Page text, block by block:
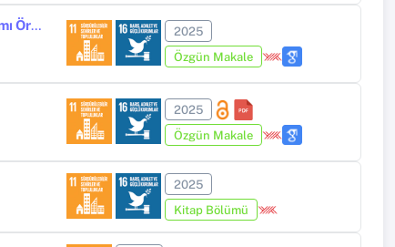
İnsan Hakları ve Sosyal Hizmetin Ortak Değeri “İnsanlık”: Gazze Soykırımı Örneği
2025
Özgün Makale
2025
Özgün Makale
2025
Kitap Bölümü